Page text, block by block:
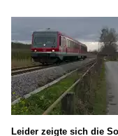
Leider zeigte sich die